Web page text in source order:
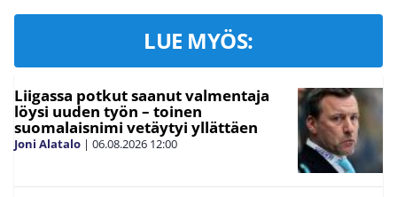
LUE MYÖS:
Liigassa potkut saanut valmentaja
löysi uuden työn – toinen
suomalaisnimi vetäytyi yllättäen
Joni Alatalo | 06.08.2026 12:00